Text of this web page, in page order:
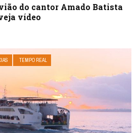
do cantor Amado Batista
vídeo
TEMPO REAL